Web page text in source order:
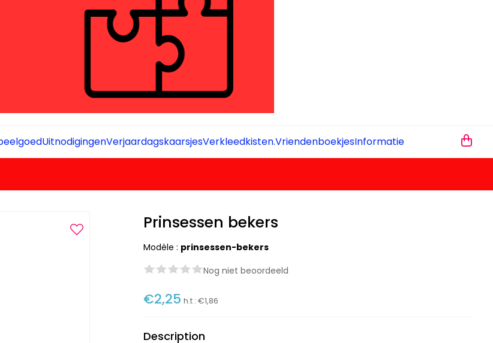
UitnodigingenVerjaardagskaarsjesVerkleedkisten.VriendenboekjesInformatie
Prinsessen bekers
Modèle : prinsessen-bekers
Nog niet beoordeeld
€2,25 h.t :€1,86
Description